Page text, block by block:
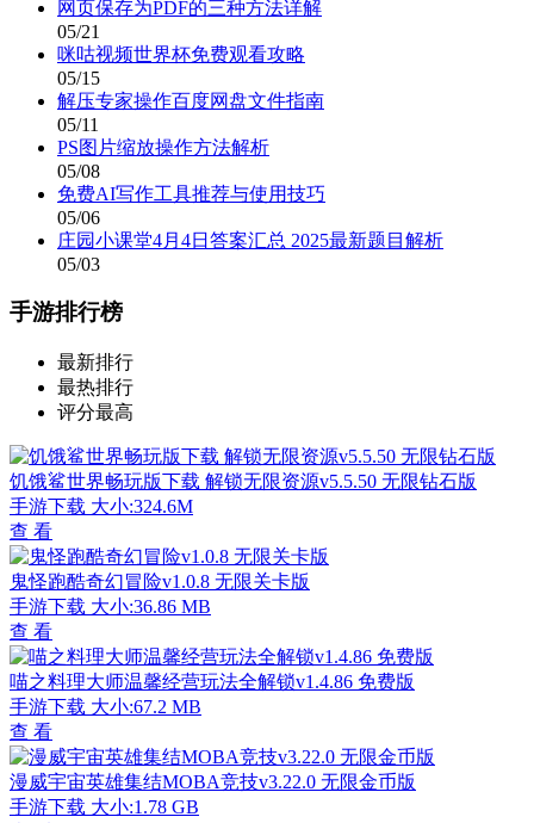
网页保存为PDF的三种方法详解
05/21
咪咕视频世界杯免费观看攻略
05/15
解压专家操作百度网盘文件指南
05/11
PS图片缩放操作方法解析
05/08
免费AI写作工具推荐与使用技巧
05/06
庄园小课堂4月4日答案汇总 2025最新题目解析
05/03
手游排行榜
最新排行
最热排行
评分最高
饥饿鲨世界畅玩版下载 解锁无限资源v5.5.50 无限钻石版
手游下载 大小:324.6M
查 看
鬼怪跑酷奇幻冒险v1.0.8 无限关卡版
手游下载 大小:36.86 MB
查 看
喵之料理大师温馨经营玩法全解锁v1.4.86 免费版
手游下载 大小:67.2 MB
查 看
漫威宇宙英雄集结MOBA竞技v3.22.0 无限金币版
手游下载 大小:1.78 GB